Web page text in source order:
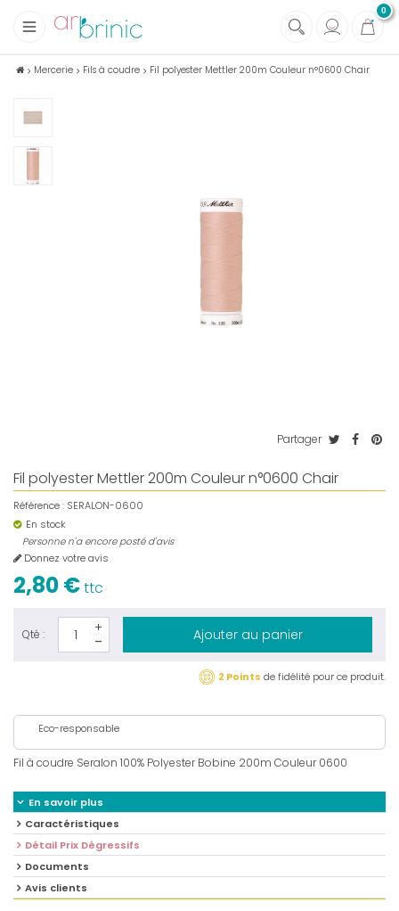
0
+
Tissus
Soins et Santé au naturel
Maison écologique
Lectures
Mercerie Fils à coudre Fil polyester Mettler 200m Couleur n°0600 Chair
Partager
Fil polyester Mettler 200m Couleur n°0600 Chair
Référence : SERALON-0600
En stock
Personne n'a encore posté d'avis
Donnez votre avis
2,80 €ttc
Qté : Ajouter au panier
2 Points de fidélité pour ce produit.
Eco-responsable
Fil à coudre Seralon 100% Polyester Bobine 200m Couleur 0600
En savoir plus
Caractéristiques
Détail Prix Dégressifs
Documents
Avis clients